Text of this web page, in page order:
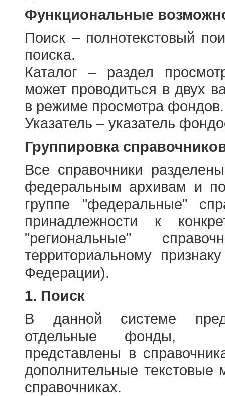
Функциональные
Поиск – полнотекстовый
поиска.
Каталог – раздел
может проводиться в двух
в режиме просмотра фондов.
Указатель – указатель
Группировка
Все справочники
федеральным архивам и
группе "федеральные"
принадлежности к
"региональные"
территориальному
Федерации).
1. Поиск
В данной системе
отдельные фонды,
представлены в
дополнительные
справочниках.